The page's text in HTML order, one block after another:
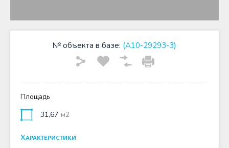
№ объекта в базе: (A10-29293-3)
Площадь
31,67 м2
Характеристики